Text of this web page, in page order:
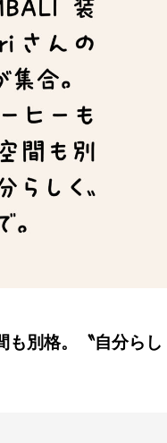
別格。〝自分らし